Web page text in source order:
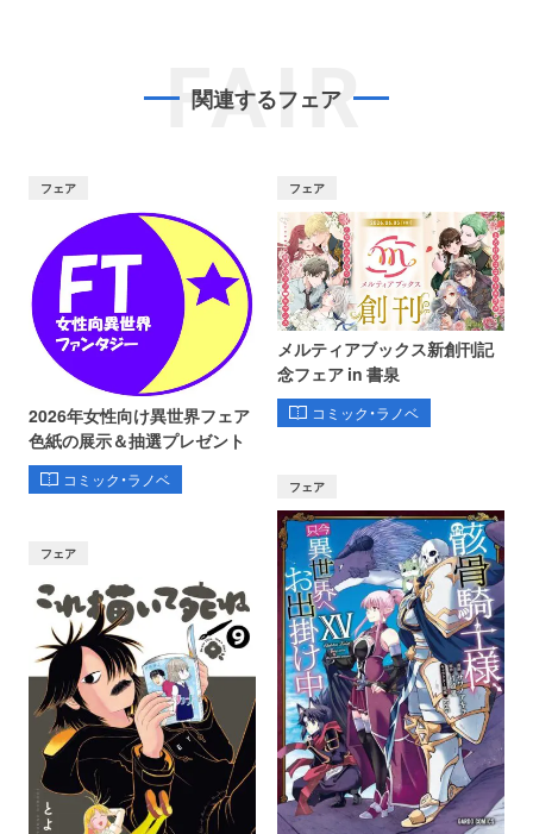
FAIR
関連するフェア
フェア
2026年女性向け異世界フェア
色紙の展示＆抽選プレゼント
コミック・ラノベ
フェア
メルティアブックス新創刊記
念フェア in 書泉
コミック・ラノベ
フェア
フェア